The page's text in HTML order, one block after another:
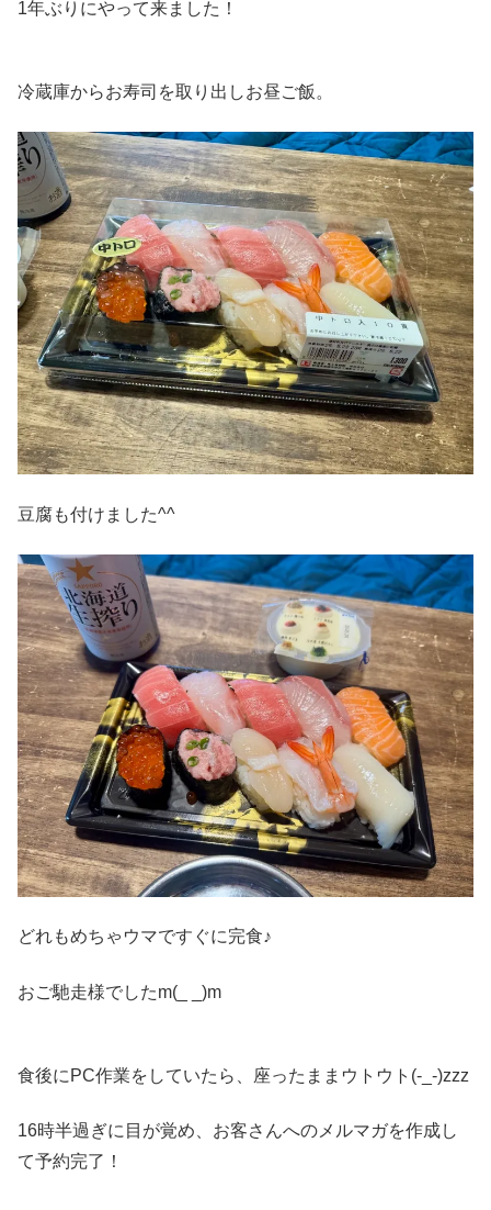
1年ぶりにやって来ました！
冷蔵庫からお寿司を取り出しお昼ご飯。
豆腐も付けました^^
どれもめちゃウマですぐに完食♪
おご馳走様でしたm(_ _)m
食後にPC作業をしていたら、座ったままウトウト(-_-)zzz
16時半過ぎに目が覚め、お客さんへのメルマガを作成し
て予約完了！